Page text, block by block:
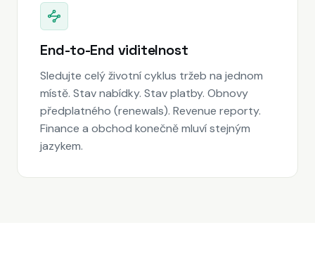
End-to-End viditelnost
Sledujte celý životní cyklus tržeb na jednom
místě. Stav nabídky. Stav platby. Obnovy
předplatného (renewals). Revenue reporty.
Finance a obchod konečně mluví stejným
jazykem.